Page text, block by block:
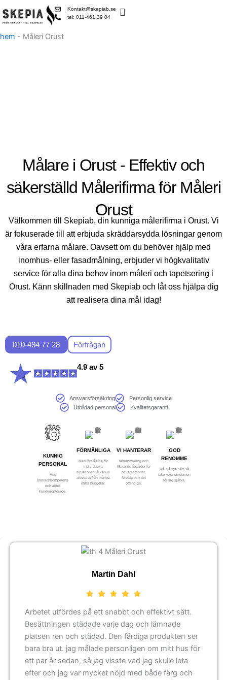
to
Kontakt@skepiab.se
tel: 011-461 39 04
hem - Måleri Orust
Målare i Orust - Effektiv och
säkerställd Målerifirma för Måleri
Orust
Välkommen till Skepiab, din kunniga målerifirma i Orust. Vi
är fokuserade till att erbjuda skräddarsydda lösningar genom
våra erfarna målare. Oavsett om du behöver hjälp med
inomhus- eller fasadmålning, erbjuder vi högkvalitativ
service för alla dina behov inom måleri och tapetsering i
Orust. Känn skillnaden med Skepiab och låt oss hjälpa dig
att realisera dina mål idag!
010-494 77 28 Förfrågan
4.9 av 5
Ansvarsförsäkring
Personlig service
Utbildad personal
Kvalitetsgaranti
KUNNIG
PERSONAL
Hög
branschkompetens
och alltid
kundorienterade.
FÖRMÅNLIGA
Med förståelse för
individuella
situationer så kan vi
arbeta utifrån många
olika budgetar.
VI HANTERAR
takrenovering och
liknande åtgärder för
privatpersoner,
företag och det
offentliga.
GOD
RENOMME
På många sätt så
talar våra omdömen
för sig själva.
Martin Dahl
Arbetet utfördes på ett snabbt och effektivt sätt.
Besättningen städade varje dag och lämnade
platsen ren och städad. Den färdiga produkten ser
bara bra ut. jag målade personligen om mitt hus för
ett par år sedan, så jag visste vad jag skulle leta
efter och jag var mycket nöjd med både färg och